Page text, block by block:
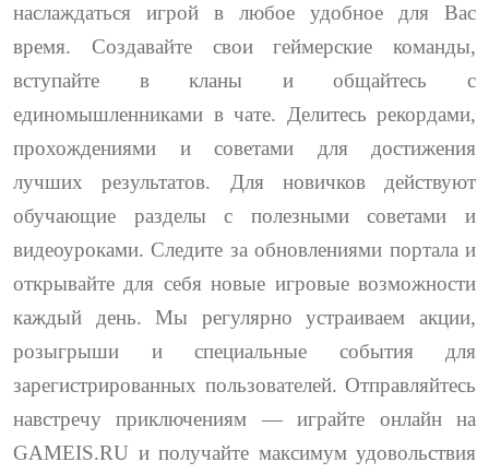
наслаждаться игрой в любое удобное для Вас
время. Создавайте свои геймерские команды,
вступайте в кланы и общайтесь с
единомышленниками в чате. Делитесь рекордами,
прохождениями и советами для достижения
лучших результатов. Для новичков действуют
обучающие разделы с полезными советами и
видеоуроками. Следите за обновлениями портала и
открывайте для себя новые игровые возможности
каждый день. Мы регулярно устраиваем акции,
розыгрыши и специальные события для
зарегистрированных пользователей. Отправляйтесь
навстречу приключениям — играйте онлайн на
GAMEIS.RU и получайте максимум удовольствия